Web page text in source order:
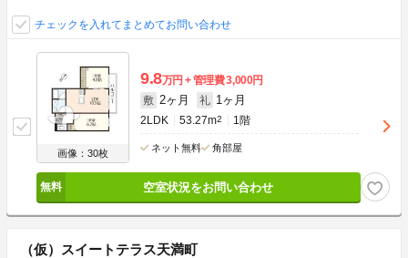
チェックを入れてまとめてお問い合わせ
画像：30枚
9.8万円 管理費3,000円
敷 2ヶ月 礼 1ヶ月
2LDK 53.27m2 1階
ネット無料 角部屋
空室状況をお問い合わせ
（仮）スイートテラス天満町